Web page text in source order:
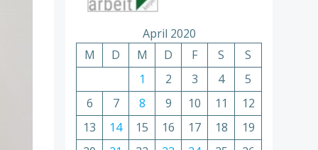
April 2020
M
D M D F S
S
1
2 3 4
5
6
7 8 9 10 11
12
13
14 15 16 17 18
19